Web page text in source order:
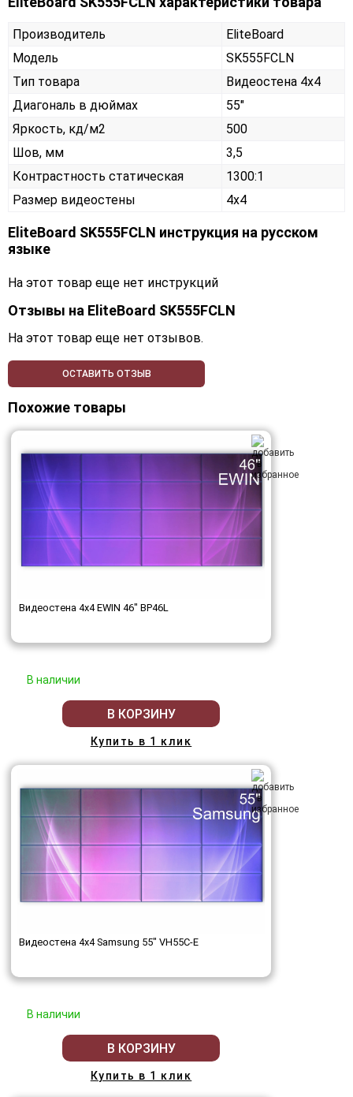
Производитель
EliteBoard
Модель
SK555FCLN
Тип товара
Видеостена 4х4
Диагональ в дюймах
55"
Яркость, кд/м2
500
Шов, мм
3,5
Контрастность статическая
1300:1
Размер видеостены
4x4
EliteBoard SK555FCLN инструкция на русском
языке
На этот товар еще нет инструкций
Отзывы на EliteBoard SK555FCLN
На этот товар еще нет отзывов.
ОСТАВИТЬ ОТЗЫВ
Похожие товары
Видеостена 4x4 EWIN 46" BP46L
В наличии
В КОРЗИНУ
Купить в 1 клик
Видеостена 4x4 Samsung 55" VH55C-E
В наличии
В КОРЗИНУ
Купить в 1 клик